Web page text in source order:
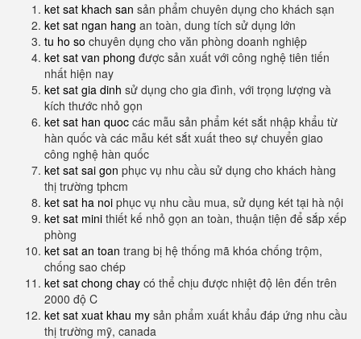
ket sat khach san sản phẩm chuyên dụng cho khách sạn
ket sat ngan hang an toàn, dung tích sử dụng lớn
tu ho so chuyên dụng cho văn phòng doanh nghiệp
ket sat van phong được sản xuất với công nghệ tiên tiến
nhất hiện nay
ket sat gia dinh sử dụng cho gia đình, với trọng lượng và
kích thước nhỏ gọn
ket sat han quoc các mẫu sản phẩm két sắt nhập khẩu từ
hàn quốc và các mẫu két sắt xuất theo sự chuyển giao
công nghệ hàn quốc
ket sat sai gon phục vụ nhu cầu sử dụng cho khách hàng
thị trường tphcm
ket sat ha noi phục vụ nhu cầu mua, sử dụng két tại hà nội
ket sat mini thiết kế nhỏ gọn an toàn, thuận tiện để sắp xếp
phòng
ket sat an toan trang bị hệ thống mã khóa chống trộm,
chống sao chép
ket sat chong chay có thể chịu được nhiệt độ lên đến trên
2000 độ C
ket sat xuat khau my sản phẩm xuất khẩu đáp ứng nhu cầu
thị trường mỹ, canada